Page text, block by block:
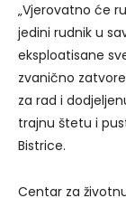
„Vjerovatno će
jedini rudnik u
eksploatisane
zvanično
za rad i
trajnu štetu i
Bistrice.
Centar za